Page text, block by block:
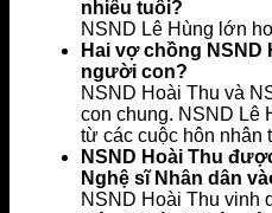
nhiêu tuổi?
NSND Lê Hùng lớn
Hai vợ chồng NSND
người con?
NSND Hoài Thu và
con chung. NSND Lê
từ các cuộc hôn nhân
NSND Hoài Thu
Nghệ sĩ Nhân dân
NSND Hoài Thu vinh